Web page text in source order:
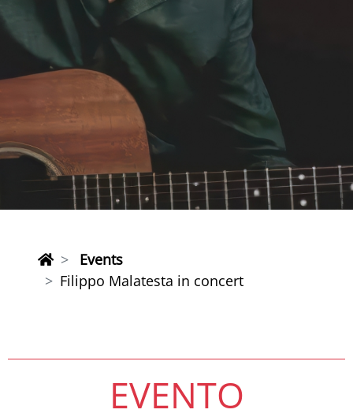
Events
Filippo Malatesta in concert
EVENTO